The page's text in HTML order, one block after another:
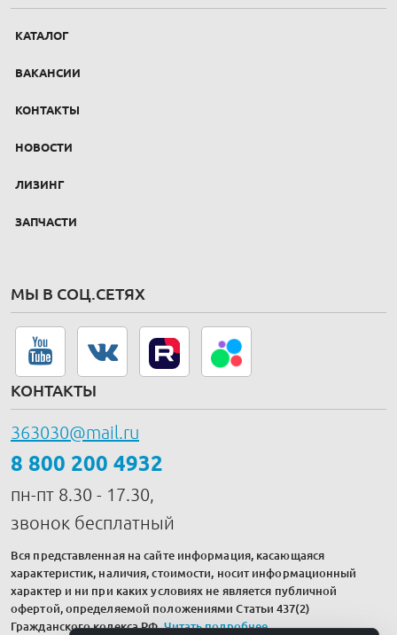
КАТАЛОГ
ВАКАНСИИ
КОНТАКТЫ
НОВОСТИ
ЛИЗИНГ
ЗАПЧАСТИ
МЫ В СОЦ.СЕТЯХ
КОНТАКТЫ
363030@mail.ru
8 800 200 4932
пн-пт 8.30 - 17.30,
звонок бесплатный
Вся представленная на сайте информация, касающаяся
характеристик, наличия, стоимости, носит информационный
характер и ни при каких условиях не является публичной
офертой, определяемой положениями Статьи 437(2)
Гражданского кодекса РФ.Читать подробнее.